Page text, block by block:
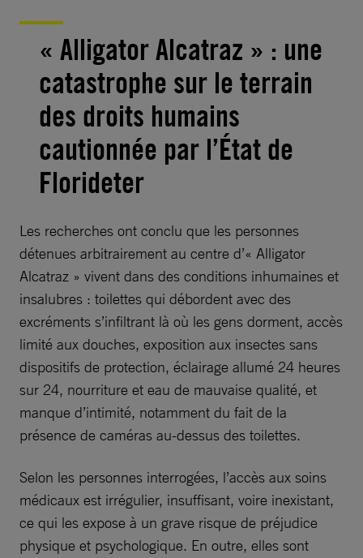
« Alligator Alcatraz » : une
catastrophe sur le terrain
des droits humains
cautionnée par l’État de
Florideter
Les recherches ont conclu que les personnes
détenues arbitrairement au centre d’« Alligator
Alcatraz » vivent dans des conditions inhumaines et
insalubres : toilettes qui débordent avec des
excréments s’infiltrant là où les gens dorment, accès
limité aux douches, exposition aux insectes sans
dispositifs de protection, éclairage allumé 24 heures
sur 24, nourriture et eau de mauvaise qualité, et
manque d’intimité, notamment du fait de la
présence de caméras au-dessus des toilettes.
Selon les personnes interrogées, l’accès aux soins
médicaux est irrégulier, insuffisant, voire inexistant,
ce qui les expose à un grave risque de préjudice
physique et psychologique. En outre, elles sont